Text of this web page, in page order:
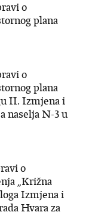
o
plana
o
plana
II. Izmjena i
naselja N-3 u
o
„Križna
Izmjena i
Hvara za